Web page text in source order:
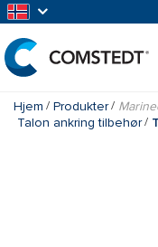
Hjem Produkter
Talon ankring tilbehør